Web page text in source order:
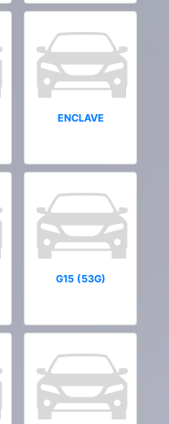
ENCLAVE
G15 (53G)